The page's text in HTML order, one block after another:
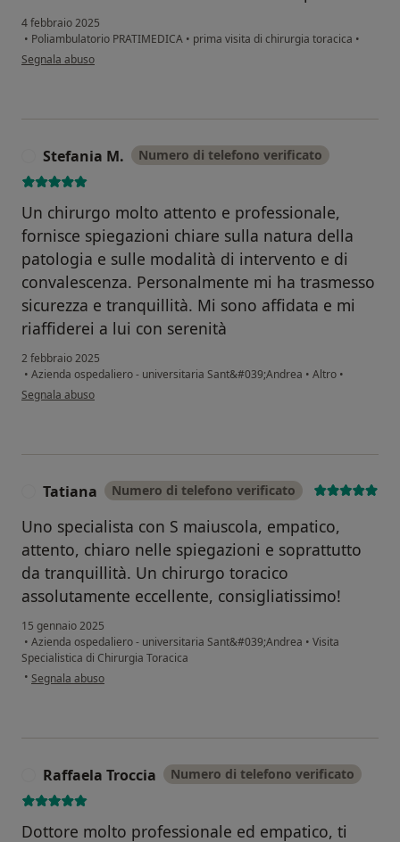
4 febbraio 2025
• Poliambulatorio PRATIMEDICA • prima visita di chirurgia toracica •
secondo l'opinione dell'utente Marco
Segnala abuso
Stefania M. Numero di telefono verificato
Un chirurgo molto attento e professionale,
fornisce spiegazioni chiare sulla natura della
patologia e sulle modalità di intervento e di
convalescenza. Personalmente mi ha trasmesso
sicurezza e tranquillità. Mi sono affidata e mi
riaffiderei a lui con serenità
2 febbraio 2025
• Azienda ospedaliero - universitaria Sant&#039;Andrea • Altro •
secondo l'opinione dell'utente Stefania M.
Segnala abuso
Tatiana Numero di telefono verificato
Uno specialista con S maiuscola, empatico,
attento, chiaro nelle spiegazioni e soprattutto
da tranquillità. Un chirurgo toracico
assolutamente eccellente, consigliatissimo!
15 gennaio 2025
• Azienda ospedaliero - universitaria Sant&#039;Andrea • Visita
Specialistica di Chirurgia Toracica
• secondo l'opinione dell'utente Tatiana
Segnala abuso
Raffaela Troccia Numero di telefono verificato
Dottore molto professionale ed empatico, ti